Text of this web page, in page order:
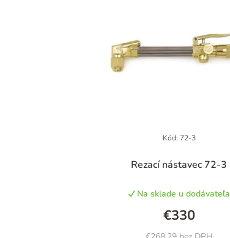
Rezací nástavec 72-3
Na sklade u dodávateľa
€330
Kód: 72-3